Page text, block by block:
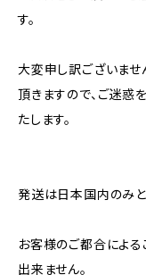
す。
大変申し訳ございませ
頂きますので、ご迷惑
たします。
発送は日本国内のみと
お客様のご都合による
出来ません。